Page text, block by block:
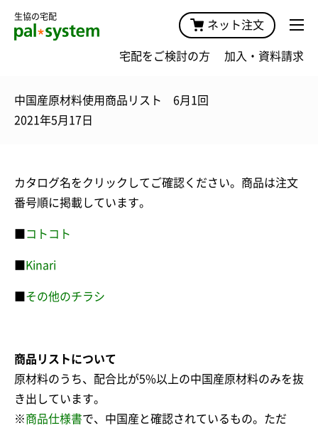
生協の宅配
ネット注文
宅配をご検討の方 加入・資料請求
中国産原材料使用商品リスト 6月1回
2021年5月17日
カタログ名をクリックしてご確認ください。商品は注文
番号順に掲載しています。
コトコト
Kinari
その他のチラシ
商品リストについて
原材料のうち、配合比が5%以上の中国産原材料のみを抜
き出しています。
※商品仕様書で、中国産と確認されているもの。ただ